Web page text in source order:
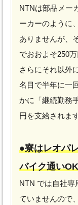
NTNは部品メー
ーカーのように
ありませんが、
でおおよそ250
さらにそれ以外
名目で半年に一
かに「継続勤務
円を支給されま
●寮はレオパ
バイク通いOK
NTN では自社専
ていませんので